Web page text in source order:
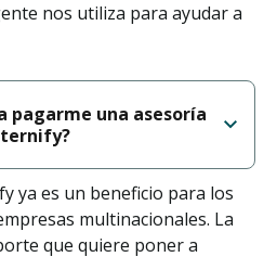
nos utiliza para ayudar a
pagarme una asesoría
ya es un beneficio para los
multinacionales. La
que quiere poner a